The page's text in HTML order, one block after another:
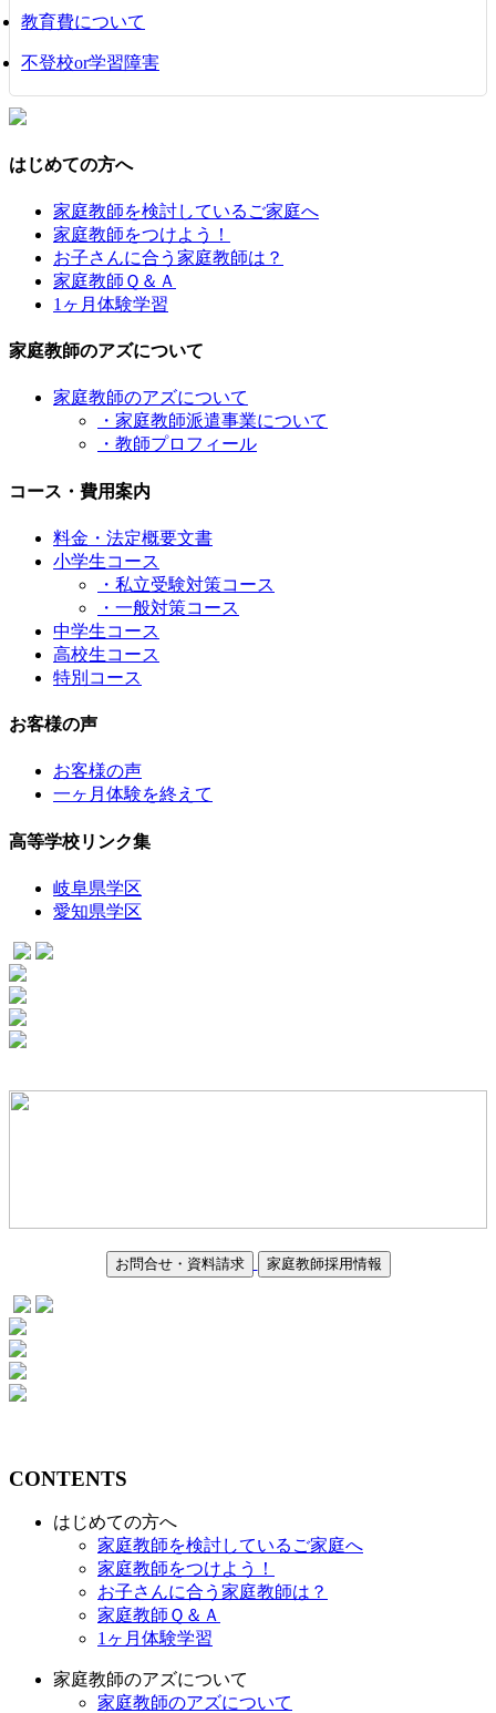
教育費について
不登校or学習障害
はじめての方へ
家庭教師を検討しているご家庭へ
家庭教師をつけよう！
お子さんに合う家庭教師は？
家庭教師Ｑ＆Ａ
1ヶ月体験学習
家庭教師のアズについて
家庭教師のアズについて
・家庭教師派遣事業について
・教師プロフィール
コース・費用案内
料金・法定概要文書
小学生コース
・私立受験対策コース
・一般対策コース
中学生コース
高校生コース
特別コース
お客様の声
お客様の声
一ヶ月体験を終えて
高等学校リンク集
岐阜県学区
愛知県学区
お問合せ・資料請求 家庭教師採用情報
CONTENTS
はじめての方へ
家庭教師を検討しているご家庭へ
家庭教師をつけよう！
お子さんに合う家庭教師は？
家庭教師Ｑ＆Ａ
1ヶ月体験学習
家庭教師のアズについて
家庭教師のアズについて